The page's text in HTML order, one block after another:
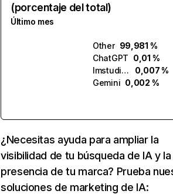
(porcentaje del total)
Último mes
Other 99,981 %
ChatGPT 0,01 %
lmstudio.ai
0,007 %
Gemini 0,002 %
¿Necesitas ayuda para ampliar la
visibilidad de tu búsqueda de IA y la
presencia de tu marca? Prueba
soluciones de marketing de IA: